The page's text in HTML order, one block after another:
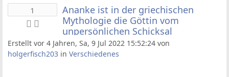
1
Ananke ist in der griechischen
Mythologie die Göttin vom
unpersönlichen Schicksal
Erstellt vor 4 Jahren, Sa, 9 Jul 2022 15:52:24 von
holgerfisch203 in Verschiedenes